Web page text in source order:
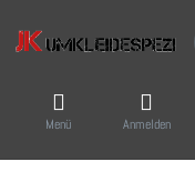
Menü Anmelden